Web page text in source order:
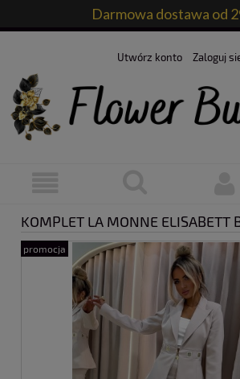
Darmowa dostawa od
Utwórz konto Zaloguj
KOMPLET LA MONNE ELISABETT
promocja